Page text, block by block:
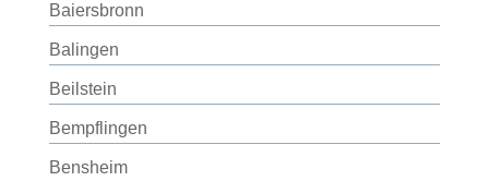
Baiersbronn
Balingen
Beilstein
Bempflingen
Bensheim